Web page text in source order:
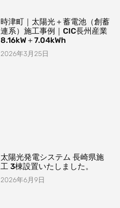
時津町｜太陽光＋蓄電池（創蓄
連系）施工事例｜CIC長州産業
8.16kW＋7.04kWh
2026年3月25日
太陽光発電システム 長崎県施
工 3棟設置いたしました。
2026年6月9日